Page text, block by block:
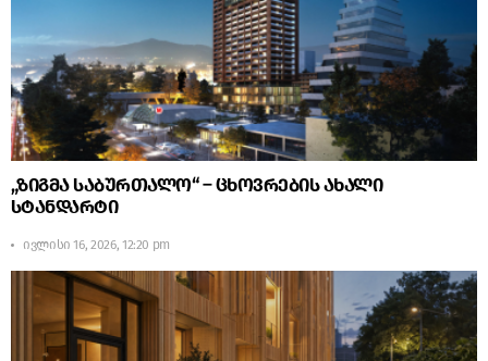
„ზიგმა საბურთალო“ – ცხოვრების ახალი
სტანდარტი
ივლისი 16, 2026, 12:20 pm